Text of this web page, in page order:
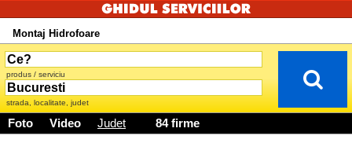
Montaj Hidrofoare
produs / serviciu
strada, localitate, judet
Foto Video Judet 84 firme